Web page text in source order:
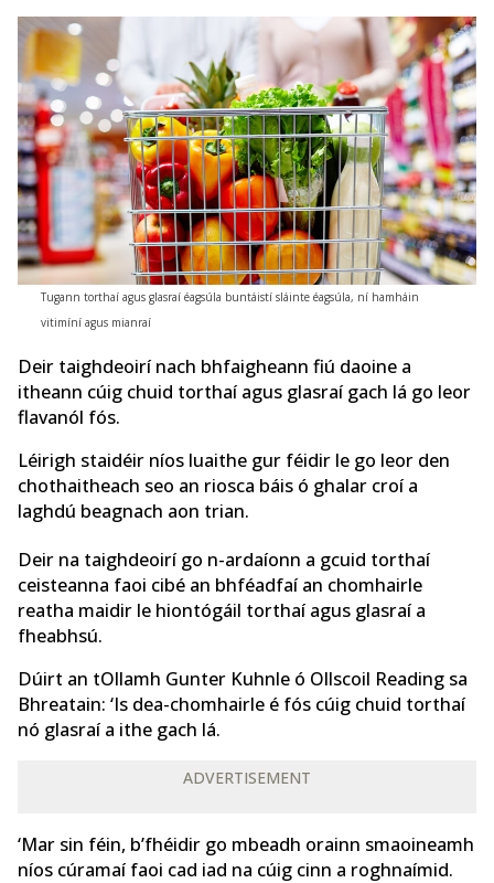
Tugann torthaí agus glasraí éagsúla buntáistí sláinte éagsúla, ní hamháin
vitimíní agus mianraí
Deir taighdeoirí nach bhfaigheann fiú daoine a
itheann cúig chuid torthaí agus glasraí gach lá go leor
flavanól fós.
Léirigh staidéir níos luaithe gur féidir le go leor den
chothaitheach seo an riosca báis ó ghalar croí a
laghdú beagnach aon trian.
Deir na taighdeoirí go n-ardaíonn a gcuid torthaí
ceisteanna faoi cibé an bhféadfaí an chomhairle
reatha maidir le hiontógáil torthaí agus glasraí a
fheabhsú.
Dúirt an tOllamh Gunter Kuhnle ó Ollscoil Reading sa
Bhreatain: ‘Is dea-chomhairle é fós cúig chuid torthaí
nó glasraí a ithe gach lá.
ADVERTISEMENT
‘Mar sin féin, b’fhéidir go mbeadh orainn smaoineamh
níos cúramaí faoi cad iad na cúig cinn a roghnaímid.